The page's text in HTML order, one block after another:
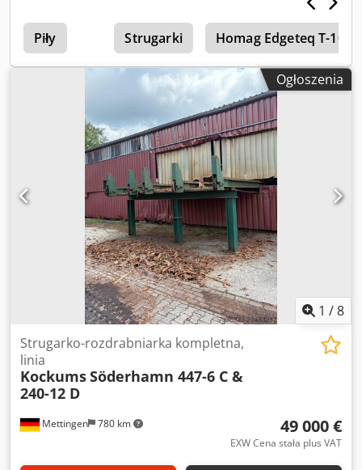
zakładach obróbki drewna, gdzie liczy się wydajność oraz
automatyzacja procesu. Dzięki dwóm komorom zapewnia
ciągłość pracy i znacznie usprawnia obsługę materiału,
minimalizując czas przestojów. Solidna konstrukcja i
niezawodność marki BARGSTEDT gwarantują długoletnią,
bezproblemową eksploatację. Załadunek automatyczny z
dwóch komór. Wydajność 8 taktów/min Załadunek
ssawkami podciśnieniowymi Maksymalny rozmiar formatek
1300*2500 Możliwość zakupu całej linii łącznie z
przenośnikiem rolkowym wyposażonym w obrotnicę
stożkową oraz okleiniarkę dwustronną IMA COMBIMA I
K/II/R75/760/V/R3 Dedpfx Amezgcd Aovsck
Piły Strugarki Homag Edgeteq T-100
Ogłoszenia
1 /8
Mettingen 780 km
Strugarko-rozdrabniarka kompletna,
linia
KockumsSöderhamn 447-6 C &
240-12 D
49 000 €
EXW Cena stała plus VAT